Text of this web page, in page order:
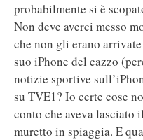
probabilmente si è
Non deve averci messo
che non gli erano
suo iPhone del cazzo
notizie sportive
su TVE1? Io certe cose
conto che aveva lasciato
muretto in spiaggia. E